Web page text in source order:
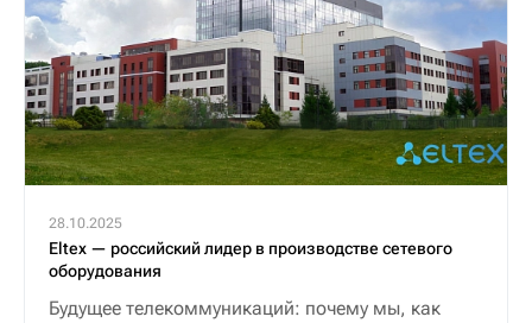
28.10.2025
Eltex — российский лидер в производстве сетевого
оборудования
Будущее телекоммуникаций: почему мы, как